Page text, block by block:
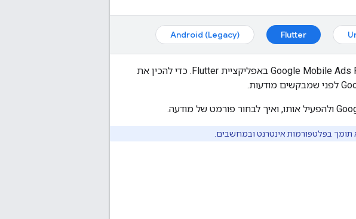
Flutter
Android (Legacy)
Google Mobile Ads
באפליקציית Flutter. כדי להכין את
לפני שמבקשים מודעות.
ולהפעיל אותו, ואיך לבחור פורמט של מודעה.